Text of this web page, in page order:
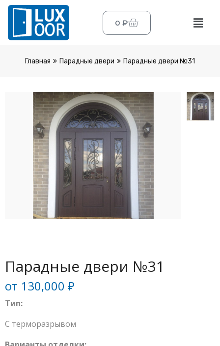
0 ₽
Главная Парадные двери Парадные двери №31
Парадные двери №31
от 130,000 ₽
Тип:
С терморазрывом